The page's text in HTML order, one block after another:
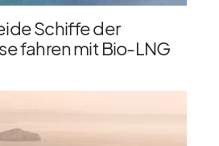
Schiffe der
fahren mit Bio-LNG